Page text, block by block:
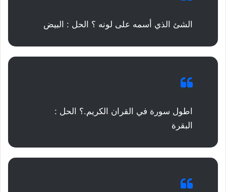
الشئ الذي أسمه على لونه ؟ الحل : البيض
اطول سورة في القران الكريم.؟ الحل :
البقرة